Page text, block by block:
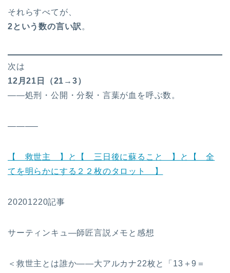
それらすべてが、
2という数の言い訳 。
次は
12 月21日（21→3）
――処刑・公開・分裂・言葉が血を呼ぶ数。
———–
【 救世主 】と【 三日後に蘇ること 】と【 全
てを明らかにする２２枚のタロット 】
20201220記事
サーティンキュ―師匠言説メモと感想
＜救世主とは誰か――大アルカナ22枚と「13＋9＝